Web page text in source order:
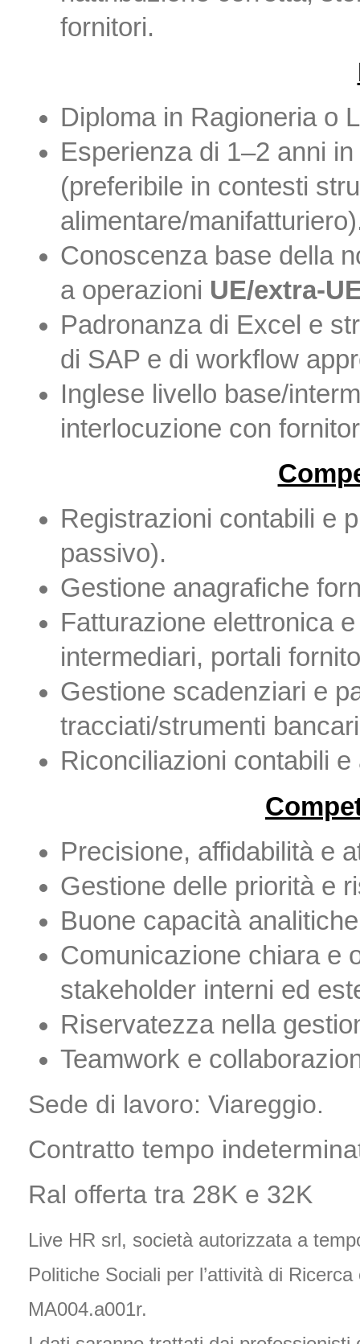
fornitori.
Diploma in Ragioneria o
Esperienza di 1–2 anni
(preferibile in contesti
alimentare/
Conoscenza base della
a operazioni UE/extra-
Padronanza di Excel e
di SAP e di workflow
Inglese livello base/
interlocuzione con
Registrazioni contabili e
passivo).
Gestione anagrafiche
Fatturazione elettronica
intermediari, portali
Gestione scadenziari e
tracciati/strumenti
Riconciliazioni contabili
Precisione, affidabilità e
Gestione delle priorità e
Buone capacità analitiche
Comunicazione chiara e
stakeholder interni ed
Riservatezza nella
Teamwork e
Sede di lavoro: Viareggio.
Contratto tempo
Ral offerta tra 28K e 32K
Live HR srl, società autorizzata a
Politiche Sociali per l’attività di
MA004.a001r.